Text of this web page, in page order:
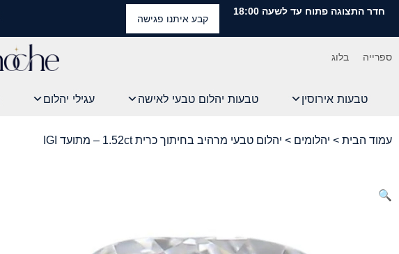
חדר התצוגה פתוח עד לשעה 18:00
קבע איתנו פגישה
ספרייה בלוג
טבעות אירוסין טבעות יהלום טבעי לאישה עגילי יהלום
עמוד הבית > יהלומים > יהלום טבעי מרהיב בחיתוך כרית 1.52ct – מתועד IGI
🔍